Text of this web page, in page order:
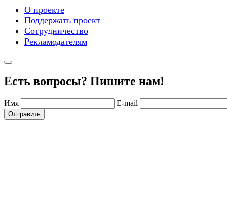
О проекте
Поддержать проект
Сотрудничество
Рекламодателям
Есть вопросы? Пишите нам!
Имя E-mail